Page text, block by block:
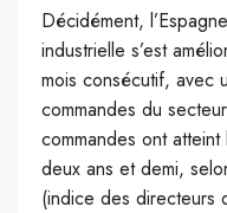
Décidément,
industrielle s’est
mois consécutif, avec
commandes du
commandes ont
deux ans et demi,
(indice des directeurs